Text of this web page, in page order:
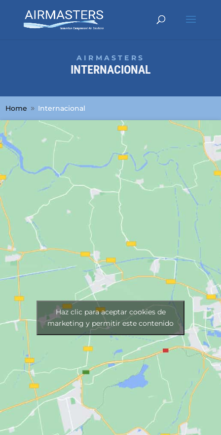
AIRMASTERS
INTERNACIONAL
Home 9 Internacional
Haz clic para aceptar cookies de
marketing y permitir este contenido